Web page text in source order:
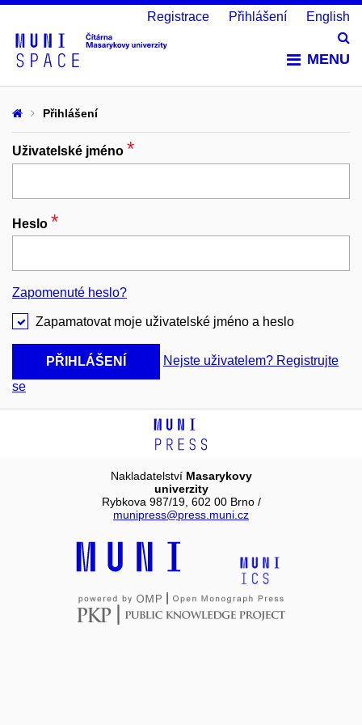
MENU
Registrace Přihlášení English
Přihlášení
Uživatelské jméno *
Heslo *
Zapomenuté heslo?
Zapamatovat moje uživatelské jméno a heslo
PŘIHLÁŠENÍ
Nejste uživatelem? Registrujte
se
Nakladatelství Masarykovy
univerzity
Rybkova 987/19, 602 00 Brno /
munipress@press.muni.cz